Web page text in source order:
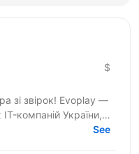
$
зі звірок! Evoplay —
компаній України,
та створює
See